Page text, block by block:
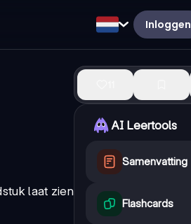
Inloggen
laat zien
AI Leertools
Samenvatting
Flashcards